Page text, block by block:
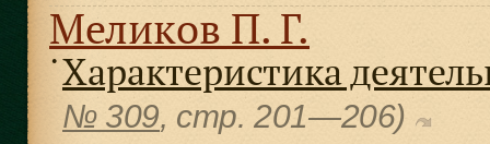
Меликов П. Г.
● Характеристика
№ 309, cтр. 201—206)